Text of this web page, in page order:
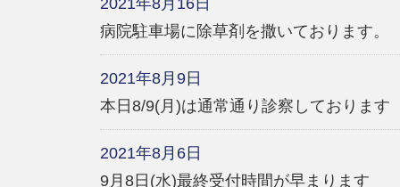
病院駐車場に除草剤を撒いております。
2021年8月9日
本日8/9(月)は通常通り診察しております
2021年8月6日
9月8日(水)最終受付時間が早まります